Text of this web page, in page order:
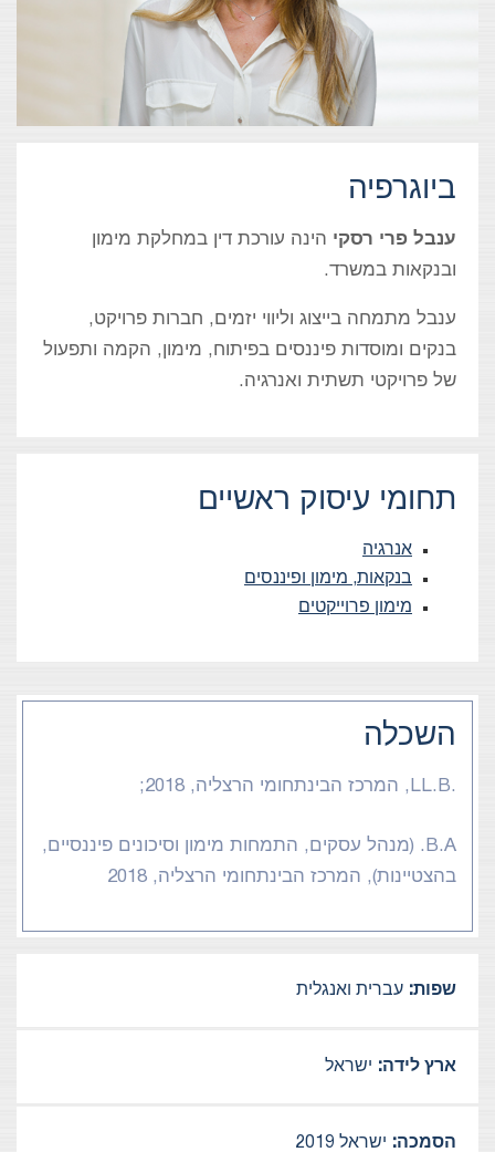
ביוגרפיה
ענבל פרי רסקי הינה עורכת דין במחלקת מימון
ובנקאות במשרד.
ענבל מתמחה בייצוג וליווי יזמים, חברות פרויקט,
בנקים ומוסדות פיננסים בפיתוח, מימון, הקמה ותפעול
של פרויקטי תשתית ואנרגיה.
תחומי עיסוק ראשיים
אנרגיה
בנקאות, מימון ופיננסים
מימון פרוייקטים
השכלה
.LL.B, המרכז הבינתחומי הרצליה, 2018;
B.A. (מנהל עסקים,
התמחות מימון וסיכונים פיננסיים,
בהצטיינות), המרכז הבינתחומי הרצליה, 2018
שפות: עברית ואנגלית
ארץ לידה: ישראל
הסמכה: ישראל 2019